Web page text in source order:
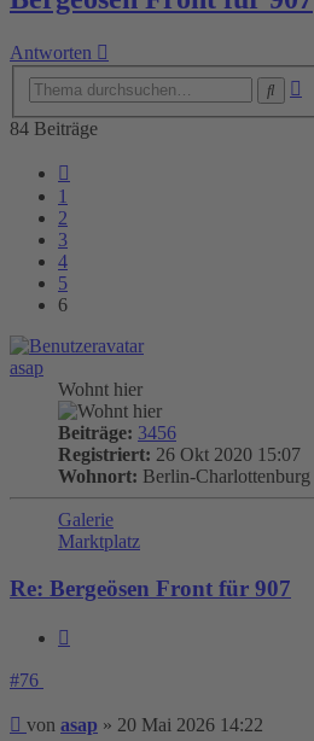
Antworten
84 Beiträge
1
2
3
4
5
6
asap
Wohnt hier
Beiträge: 3456
Registriert: 26 Okt 2020 15:07
Wohnort: Berlin-Charlottenburg
Galerie
Marktplatz
Re: Bergeösen Front für 907
#76
Beitrag
von asap » 20 Mai 2026 14:22